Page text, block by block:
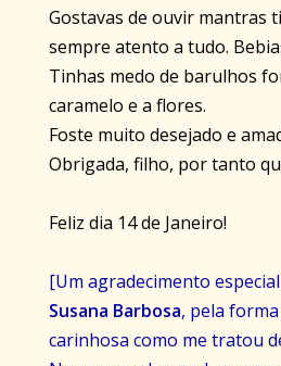
Gostavas de ouvir mantras
sempre atento a tudo.
Tinhas medo de barulhos
caramelo e a flores.
Foste muito desejado e
Obrigada, filho, por tanto
Feliz dia 14 de Janeiro!
[Um agradecimento
Susana Barbosa, pela
carinhosa como me tratou